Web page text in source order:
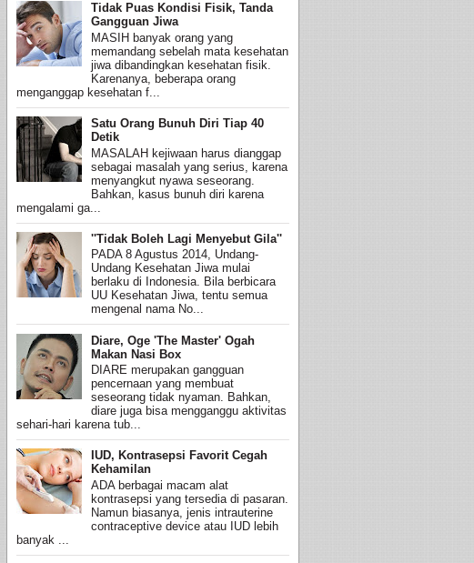
Tidak Puas Kondisi Fisik, Tanda
Gangguan Jiwa
MASIH banyak orang yang
memandang sebelah mata kesehatan
jiwa dibandingkan kesehatan fisik.
Karenanya, beberapa orang
menganggap kesehatan f...
Satu Orang Bunuh Diri Tiap 40
Detik
MASALAH kejiwaan harus dianggap
sebagai masalah yang serius, karena
menyangkut nyawa seseorang.
Bahkan, kasus bunuh diri karena
mengalami ga...
''Tidak Boleh Lagi Menyebut Gila''
PADA 8 Agustus 2014, Undang-
Undang Kesehatan Jiwa mulai
berlaku di Indonesia. Bila berbicara
UU Kesehatan Jiwa, tentu semua
mengenal nama No...
Diare, Oge 'The Master' Ogah
Makan Nasi Box
DIARE merupakan gangguan
pencernaan yang membuat
seseorang tidak nyaman. Bahkan,
diare juga bisa mengganggu aktivitas
sehari-hari karena tub...
IUD, Kontrasepsi Favorit Cegah
Kehamilan
ADA berbagai macam alat
kontrasepsi yang tersedia di pasaran.
Namun biasanya, jenis intrauterine
contraceptive device atau IUD lebih
banyak ...